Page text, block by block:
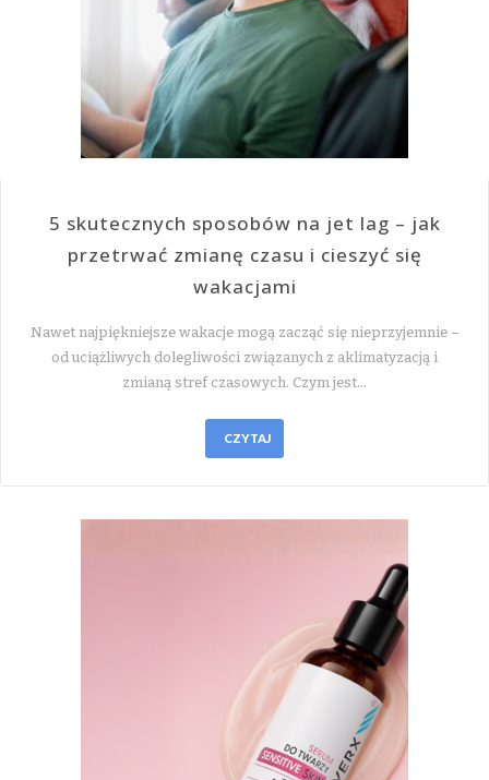
5 skutecznych sposobów na jet lag – jak
przetrwać zmianę czasu i cieszyć się
wakacjami
Nawet najpiękniejsze wakacje mogą zacząć się nieprzyjemnie –
od uciążliwych dolegliwości związanych z aklimatyzacją i
zmianą stref czasowych. Czym jest…
CZYTAJ